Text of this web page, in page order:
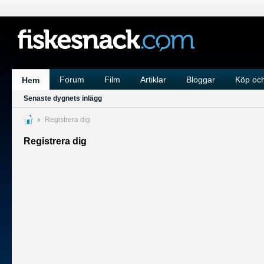
Hem Forum Film Artiklar Bloggar Köp
Senaste dygnets inlägg
Registrera dig
Registrera dig